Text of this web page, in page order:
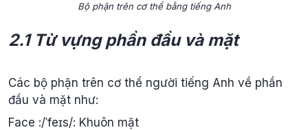
Bộ phận trên cơ thể bằng tiếng Anh
2.1 Từ vựng phần đầu và mặt
Các bộ phận trên cơ thể người tiếng Anh về phần
đầu và mặt như:
Face :/ˈfeɪs/: Khuôn mặt